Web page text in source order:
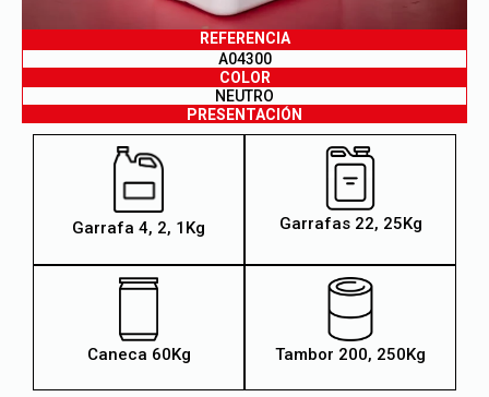
REFERENCIA
A04300
COLOR
NEUTRO
PRESENTACIÓN
Garrafa 4, 2, 1Kg Garrafas 22, 25Kg
Caneca 60Kg Tambor 200, 250Kg